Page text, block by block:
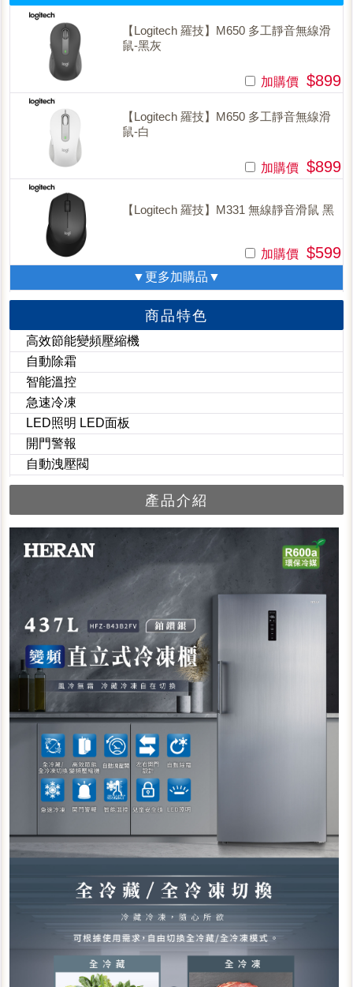
【Logitech 羅技】M650 多工靜音無線滑
鼠-黑灰
加購價 $899
【Logitech 羅技】M650 多工靜音無線滑
鼠-白
加購價 $899
【Logitech 羅技】M331 無線靜音滑鼠 黑
加購價 $599
▼更多加購品▼
商品特色
高效節能變頻壓縮機
自動除霜
智能溫控
急速冷凍
LED照明 LED面板
開門警報
自動洩壓閥
產品介紹